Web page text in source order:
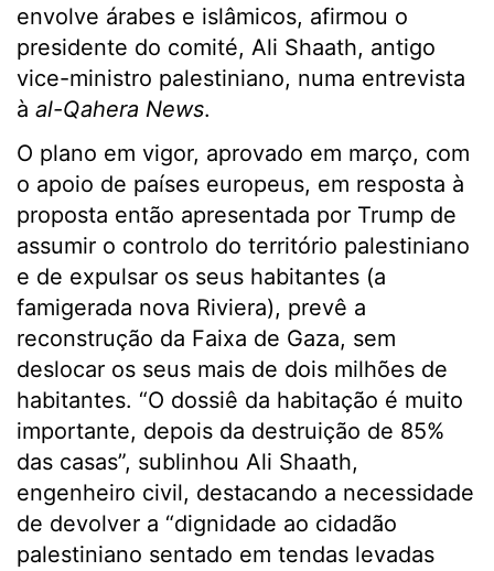
envolve árabes e islâmicos, afirmou o
presidente do comité, Ali Shaath, antigo
vice-ministro palestiniano, numa entrevista
à al-Qahera News.
O plano em vigor, aprovado em março, com
o apoio de países europeus, em resposta à
proposta então apresentada por Trump de
assumir o controlo do território palestiniano
e de expulsar os seus habitantes (a
famigerada nova Riviera), prevê a
reconstrução da Faixa de Gaza, sem
deslocar os seus mais de dois milhões de
habitantes. “O dossiê da habitação é muito
importante, depois da destruição de 85%
das casas”, sublinhou Ali Shaath,
engenheiro civil, destacando a necessidade
de devolver a “dignidade ao cidadão
palestiniano sentado em tendas levadas